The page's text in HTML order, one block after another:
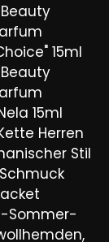
15ml
15ml
Herren
Stil
Sommer-